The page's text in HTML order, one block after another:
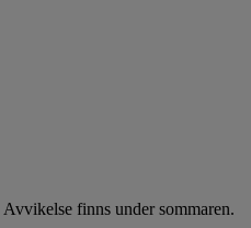
Avvikelse finns under sommaren.